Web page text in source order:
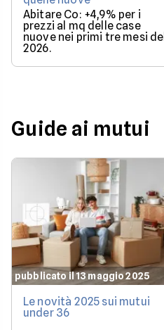
Abitare Co: +4,9% per i
prezzi al mq delle case
nuove nei primi tre mesi del
2026.
Guide ai mutui
pubblicato il 13 maggio 2025
Le novità 2025 sui mutui
under 36